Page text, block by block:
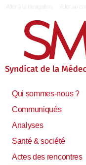
Qui sommes-nous ?
Communiqués
Analyses
Santé & société
Actes des rencontres